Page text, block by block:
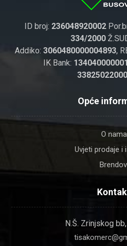
ID broj: 236048920002
334/2000
Addiko: 3060480000004893,
IK Bank:
Opće
O nama
Uvjeti prodaje i
N.Š. Zrinjskog